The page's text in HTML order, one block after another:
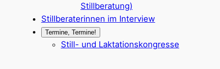
Stillberatung)
Stillberaterinnen im Interview
Termine, Termine!
Still- und Laktationskongresse